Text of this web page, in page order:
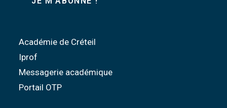
Académie de Créteil
Iprof
Messagerie académique
Portail OTP